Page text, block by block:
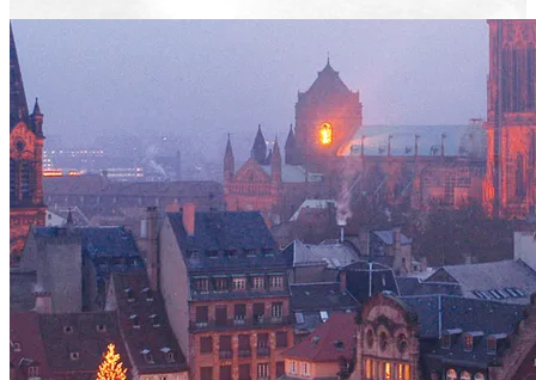
Voir le voyage